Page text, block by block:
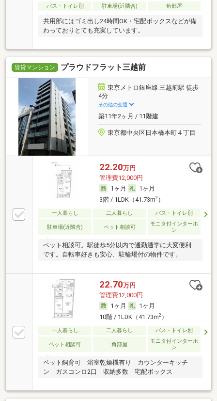
バス・トイレ別
駐車場(近隣含) 角部屋
共用部にはゴミ出し24時間OK・宅配ボックスなどが備
わっておりとても充実しています。
賃貸マンション プラウドフラット三越前
東京メトロ銀座線 三越前駅 徒歩
4分
その他の交通
築11年2ヶ月 / 11階建
東京都中央区日本橋本町４丁目
22.20万円
管理費12,000円
1ヶ月
1ヶ月
3階 / 1LDK（41.73m2）
一人暮らし 二人暮らし バス・トイレ別
駐車場(近隣含) ペット相談可
モニタ付インターホ
ン
ペット相談可。駅徒歩5分以内で通勤通学に大変便利
です。自転車好きも安心、駐輪場付の物件です。
22.70万円
管理費12,000円
1ヶ月
1ヶ月
10階 / 1LDK（41.73m2）
一人暮らし 二人暮らし バス・トイレ別
ペット相談可 角部屋
モニタ付インターホ
ン
ペット飼育可 浴室乾燥機有り カウンターキッチ
ン ガスコンロ2口 収納多数 宅配ボックス